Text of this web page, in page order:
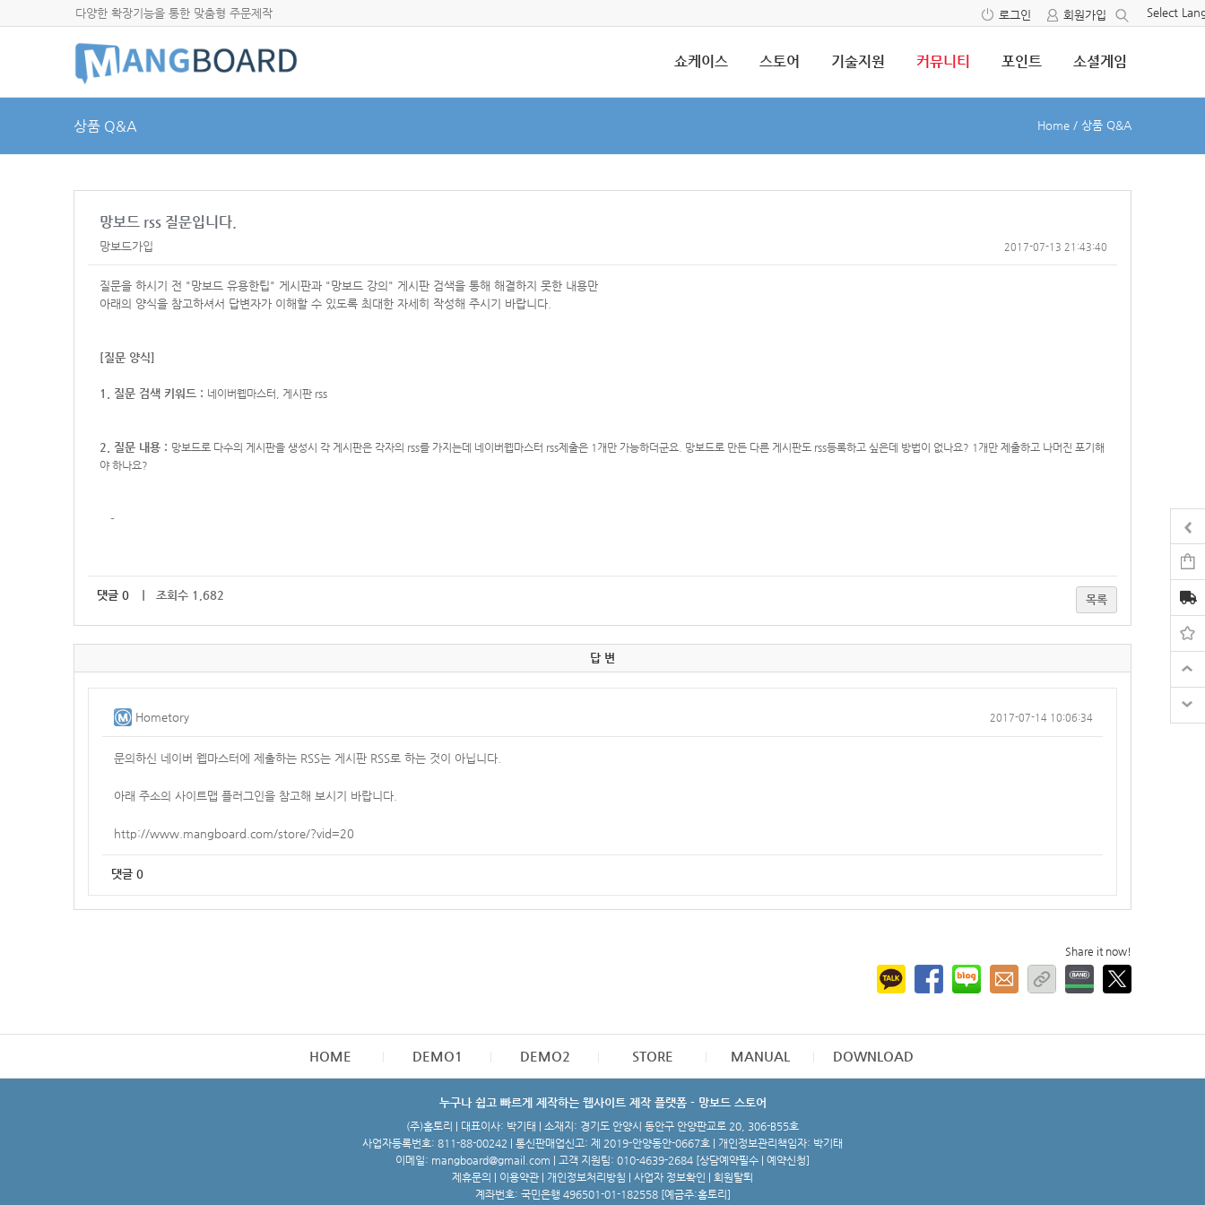
다양한 확장기능을 통한 맞춤형 주문제작 Select
로그인 회원가입
쇼케이스 스토어 기술지원 커뮤니티 포인트 소셜게임
상품 Q&A Home / 상품 Q&A
망보드 rss 질문입니다.
망보드가입 2017-07-13 21:43:40
질문을 하시기 전 "망보드 유용한팁" 게시판과 "망보드 강의" 게시판 검색을 통해 해결하지 못한 내용만
아래의 양식을 참고하셔서 답변자가 이해할 수 있도록 최대한 자세히 작성해 주시기 바랍니다.
[질문 양식]
1. 질문 검색 키워드 : 네이버웹마스터, 게시판 rss
2. 질문 내용 : 망보드로 다수의 게시판을 생성시 각 게시판은 각자의 rss를 가지는데 네이버웹마스터 rss제출은 1개만 가능하더군요. 망보드로 만든 다른 게시판도 rss등록하고 싶은데 방법이 없나요? 1개만 제출하고 나머진 포기해
야 하나요?
-
댓글 0 ｜ 조회수 1,682 목록
답 변
Hometory 2017-07-14 10:06:34
문의하신 네이버 웹마스터에 제출하는 RSS는 게시판 RSS로 하는 것이 아닙니다.
아래 주소의 사이트맵 플러그인을 참고해 보시기 바랍니다.
http://www.mangboard.com/store/?vid=20
댓글 0
Share it now!
HOME DEMO1 DEMO2 STORE MANUAL DOWNLOAD
누구나 쉽고 빠르게 제작하는 웹사이트 제작 플랫폼 - 망보드 스토어
(주)홈토리 | 대표이사: 박기태 | 소재지: 경기도 안양시 동안구 안양판교로 20, 306-B55호
사업자등록번호: 811-88-00242 | 통신판매업신고: 제 2019-안양동안-0667호 | 개인정보관리책임자: 박기태
이메일: mangboard@gmail.com | 고객 지원팀: 010-4639-2684 [상담예약필수 | 예약신청]
제휴문의
이용약관 개인정보처리방침 사업자 정보확인
회원탈퇴
계좌번호: 국민은행 496501-01-182558 [예금주:홈토리]